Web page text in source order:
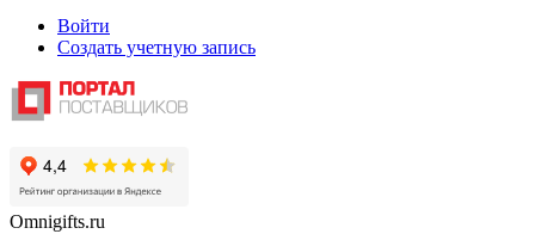
Войти
Создать учетную запись
Omnigifts.ru